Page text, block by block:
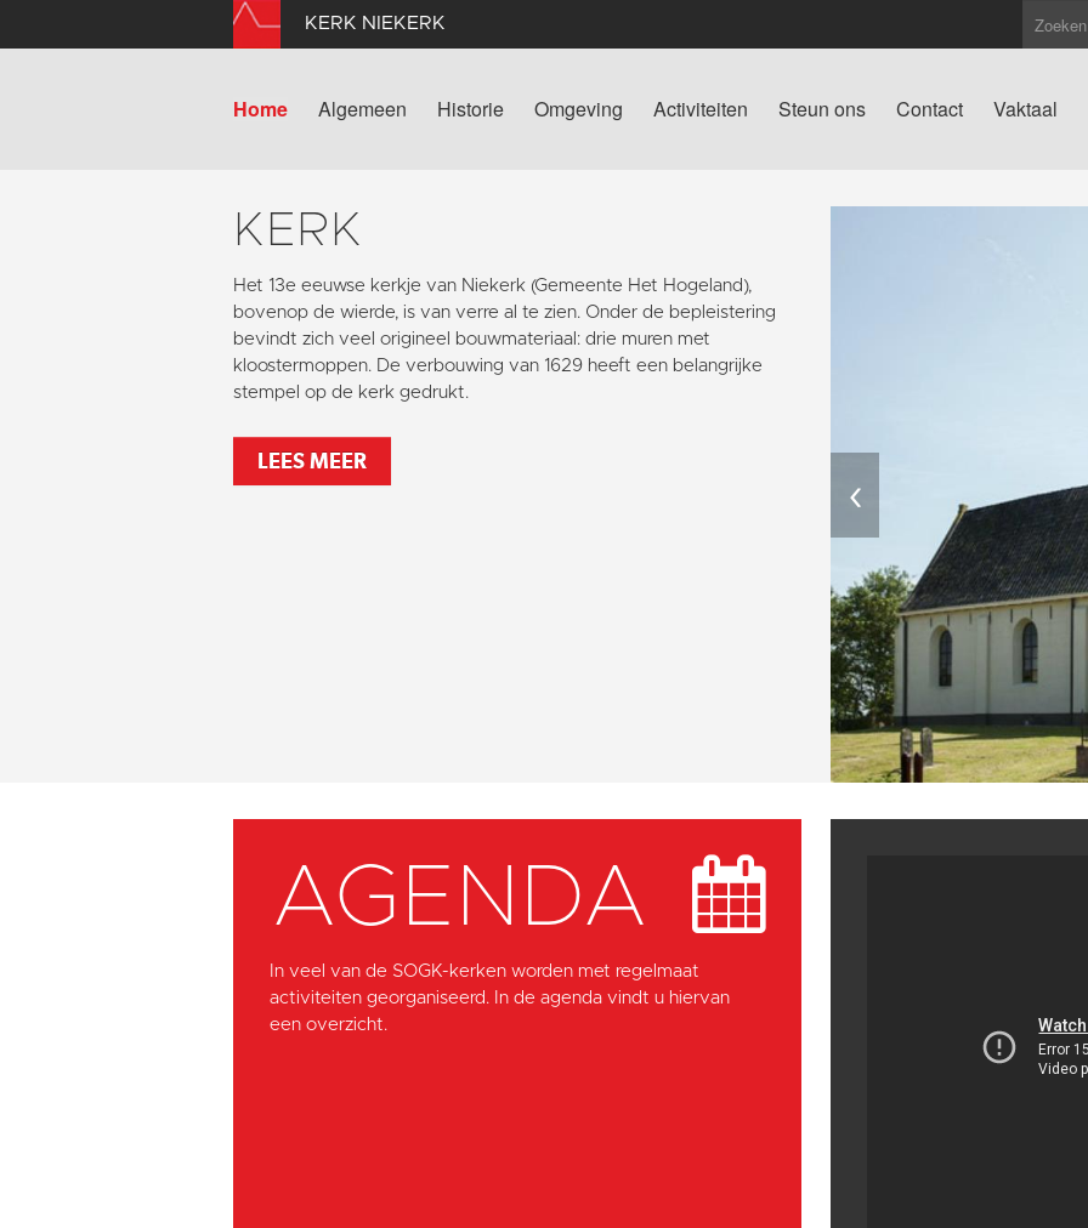
KERK NIEKERK
Home Algemeen Historie Omgeving Activiteiten Steun ons Contact Vaktaal
KERK
Het 13e eeuwse kerkje van Niekerk (Gemeente Het Hogeland),
bovenop de wierde, is van verre al te zien. Onder de bepleistering
bevindt zich veel origineel bouwmateriaal: drie muren met
kloostermoppen. De verbouwing van 1629 heeft een belangrijke
stempel op de kerk gedrukt.
LEES MEER
‹
AGENDA
In veel van de SOGK-kerken worden met regelmaat
activiteiten georganiseerd. In de agenda vindt u hiervan
een overzicht.